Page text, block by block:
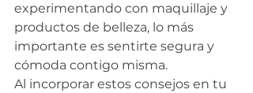
experimentando con maquillaje y
productos de belleza, lo más
importante es sentirte segura y
cómoda contigo misma.
Al incorporar estos consejos en tu